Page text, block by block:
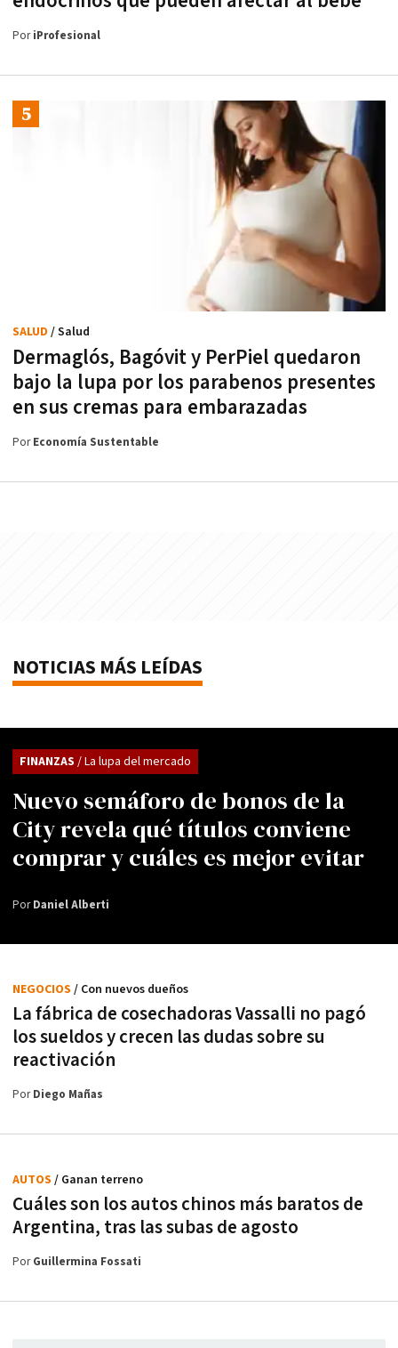
PoriProfesional
Dermaglós, Bagóvit y PerPiel quedaron
bajo la lupa por los parabenos presentes
en sus cremas para embarazadas
SALUD / Salud
PorEconomía Sustentable
NOTICIAS MÁS LEÍDAS
Nuevo semáforo de bonos de la
City revela qué títulos conviene
comprar y cuáles es mejor evitar
FINANZAS / La lupa del mercado
PorDaniel Alberti
La fábrica de cosechadoras Vassalli no pagó
los sueldos y crecen las dudas sobre su
reactivación
NEGOCIOS / Con nuevos dueños
PorDiego Mañas
Cuáles son los autos chinos más baratos de
Argentina, tras las subas de agosto
AUTOS / Ganan terreno
PorGuillermina Fossati